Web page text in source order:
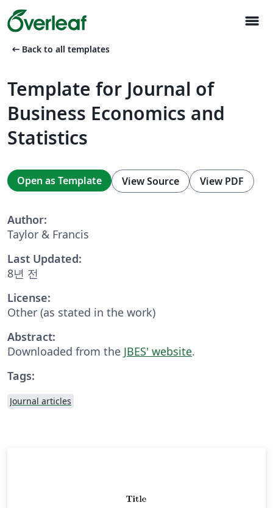
menu
arrow_left_alt Back to all templates
Template for Journal of
Business Economics and
Statistics
Open as Template View Source View PDF
Author:
Taylor & Francis
Last Updated:
8년 전
License:
Other (as stated in the work)
Abstract:
Downloaded from the JBES' website.
Tags:
Journal articles